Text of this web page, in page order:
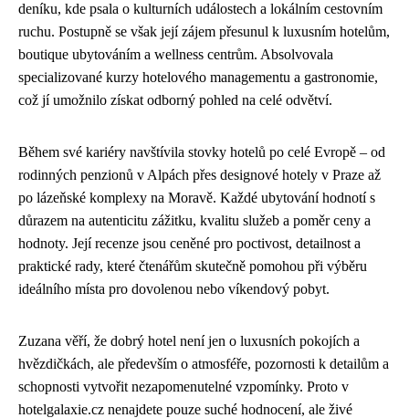
deníku, kde psala o kulturních událostech a lokálním cestovním
ruchu. Postupně se však její zájem přesunul k luxusním hotelům,
boutique ubytováním a wellness centrům. Absolvovala
specializované kurzy hotelového managementu a gastronomie,
což jí umožnilo získat odborný pohled na celé odvětví.
Během své kariéry navštívila stovky hotelů po celé Evropě – od
rodinných penzionů v Alpách přes designové hotely v Praze až
po lázeňské komplexy na Moravě. Každé ubytování hodnotí s
důrazem na autenticitu zážitku, kvalitu služeb a poměr ceny a
hodnoty. Její recenze jsou ceněné pro poctivost, detailnost a
praktické rady, které čtenářům skutečně pomohou při výběru
ideálního místa pro dovolenou nebo víkendový pobyt.
Zuzana věří, že dobrý hotel není jen o luxusních pokojích a
hvězdičkách, ale především o atmosféře, pozornosti k detailům a
schopnosti vytvořit nezapomenutelné vzpomínky. Proto v
hotelgalaxie.cz nenajdete pouze suché hodnocení, ale živé